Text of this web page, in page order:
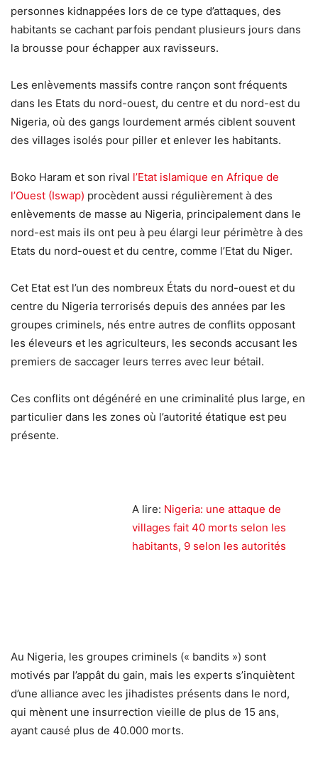
personnes kidnappées lors de ce type d’attaques, des
habitants se cachant parfois pendant plusieurs jours dans
la brousse pour échapper aux ravisseurs.
Les enlèvements massifs contre rançon sont fréquents
dans les Etats du nord-ouest, du centre et du nord-est du
Nigeria, où des gangs lourdement armés ciblent souvent
des villages isolés pour piller et enlever les habitants.
Boko Haram et son rival l’Etat islamique en Afrique de
l’Ouest (Iswap) procèdent aussi régulièrement à des
enlèvements de masse au Nigeria, principalement dans le
nord-est mais ils ont peu à peu élargi leur périmètre à des
Etats du nord-ouest et du centre, comme l’Etat du Niger.
Cet Etat est l’un des nombreux États du nord-ouest et du
centre du Nigeria terrorisés depuis des années par les
groupes criminels, nés entre autres de conflits opposant
les éleveurs et les agriculteurs, les seconds accusant les
premiers de saccager leurs terres avec leur bétail.
Ces conflits ont dégénéré en une criminalité plus large, en
particulier dans les zones où l’autorité étatique est peu
présente.
A lire: Nigeria: une attaque de
villages fait 40 morts selon les
habitants, 9 selon les autorités
Au Nigeria, les groupes criminels (« bandits ») sont
motivés par l’appât du gain, mais les experts s’inquiètent
d’une alliance avec les jihadistes présents dans le nord,
qui mènent une insurrection vieille de plus de 15 ans,
ayant causé plus de 40.000 morts.